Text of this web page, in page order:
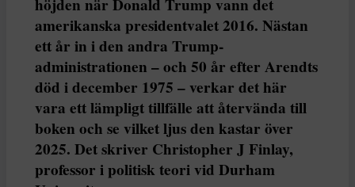
höjden när Donald Trump vann det
amerikanska presidentvalet 2016. Nästan
ett år in i den andra Trump-
administrationen – och 50 år efter Arendts
död i december 1975 – verkar det här
vara ett lämpligt tillfälle att återvända till
boken och se vilket ljus den kastar över
2025. Det skriver Christopher J Finlay,
professor i politisk teori vid Durham